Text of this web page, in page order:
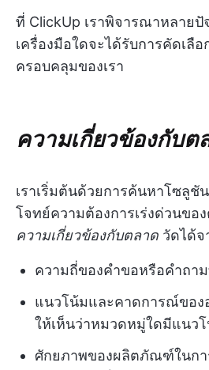
ที่ ClickUp เราพิจารณาหลายปั
เครื่องมือใดจะได้รับการคัดเลื
ครอบคลุมของเรา
ความเกี่ยวข้องกับต
เราเริ่มต้นด้วยการค้นหาโซลู
โจทย์ความต้องการเร่งด่วนขอ
ความเกี่ยวข้องกับตลาด วัดได้จ
ความถี่ของคำขอหรือคำถา
แนวโน้มและคาดการณ์ของ
ให้เห็นว่าหมวดหมู่ใดมีแนว
ศักยภาพของผลิตภัณฑ์ในก